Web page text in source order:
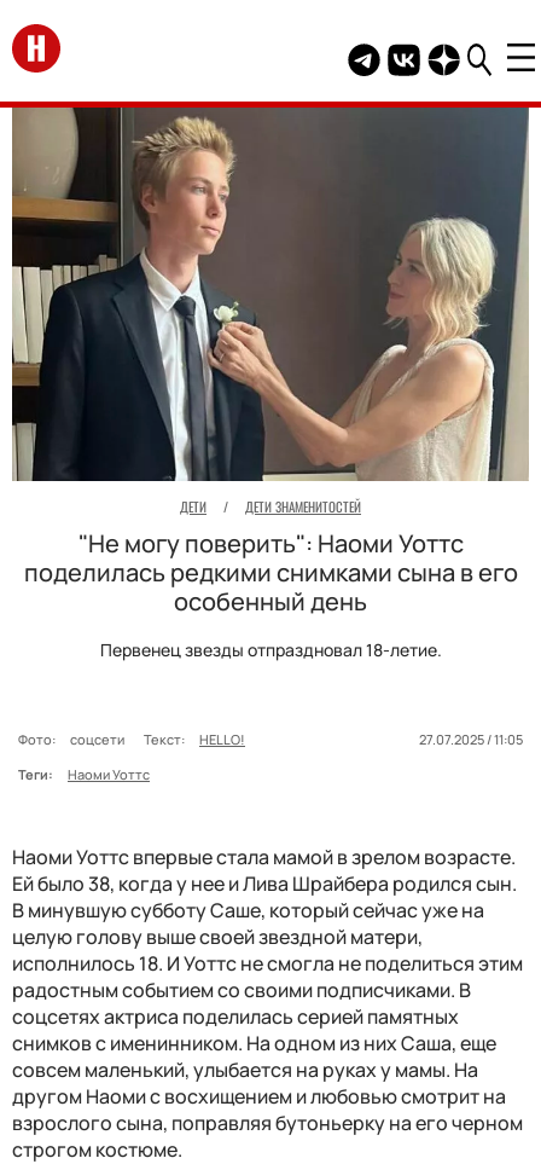
Перейти на главную
Telegram канал
Группа HELLO
Канал
ДЕТИ / ДЕТИ ЗНАМЕНИТОСТЕЙ
"Не могу поверить": Наоми Уоттс
поделилась редкими снимками сына в его
особенный день
Первенец звезды отпраздновал 18-летие.
Фото: соцсети Текст: HELLO!
27.07.2025 / 11:05
Теги:
Наоми Уоттс
Наоми Уоттс впервые стала мамой в зрелом возрасте.
Ей было 38, когда у нее и Лива Шрайбера родился сын.
В минувшую субботу Саше, который сейчас уже на
целую голову выше своей звездной матери,
исполнилось 18. И Уоттс не смогла не поделиться этим
радостным событием со своими подписчиками. В
соцсетях актриса поделилась серией памятных
снимков с именинником. На одном из них Саша, еще
совсем маленький, улыбается на руках у мамы. На
другом Наоми с восхищением и любовью смотрит на
взрослого сына, поправляя бутоньерку на его черном
строгом костюме.